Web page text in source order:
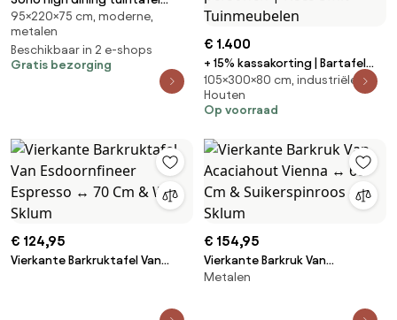
220x75xH95 cm keramiek latte
Taste 4SO
95×220×75 cm, moderne,
metalen
Beschikbaar in 2 e-shops
Gratis bezorging
€ 1.400
+ 15% kassakorting | Bartafel
ROUGH | Rechthoekig | Tuintafel
Teakhout | 300x80cm | 8
personen | Kees Smit
105×300×80 cm, industriële,
Houten
Op voorraad
€ 124,95
Vierkante Barkruktafel Van
€ 154,95
Vierkante Barkruk Van
Acaciahout Vienna ↔︎ 60 Cm &
Metalen